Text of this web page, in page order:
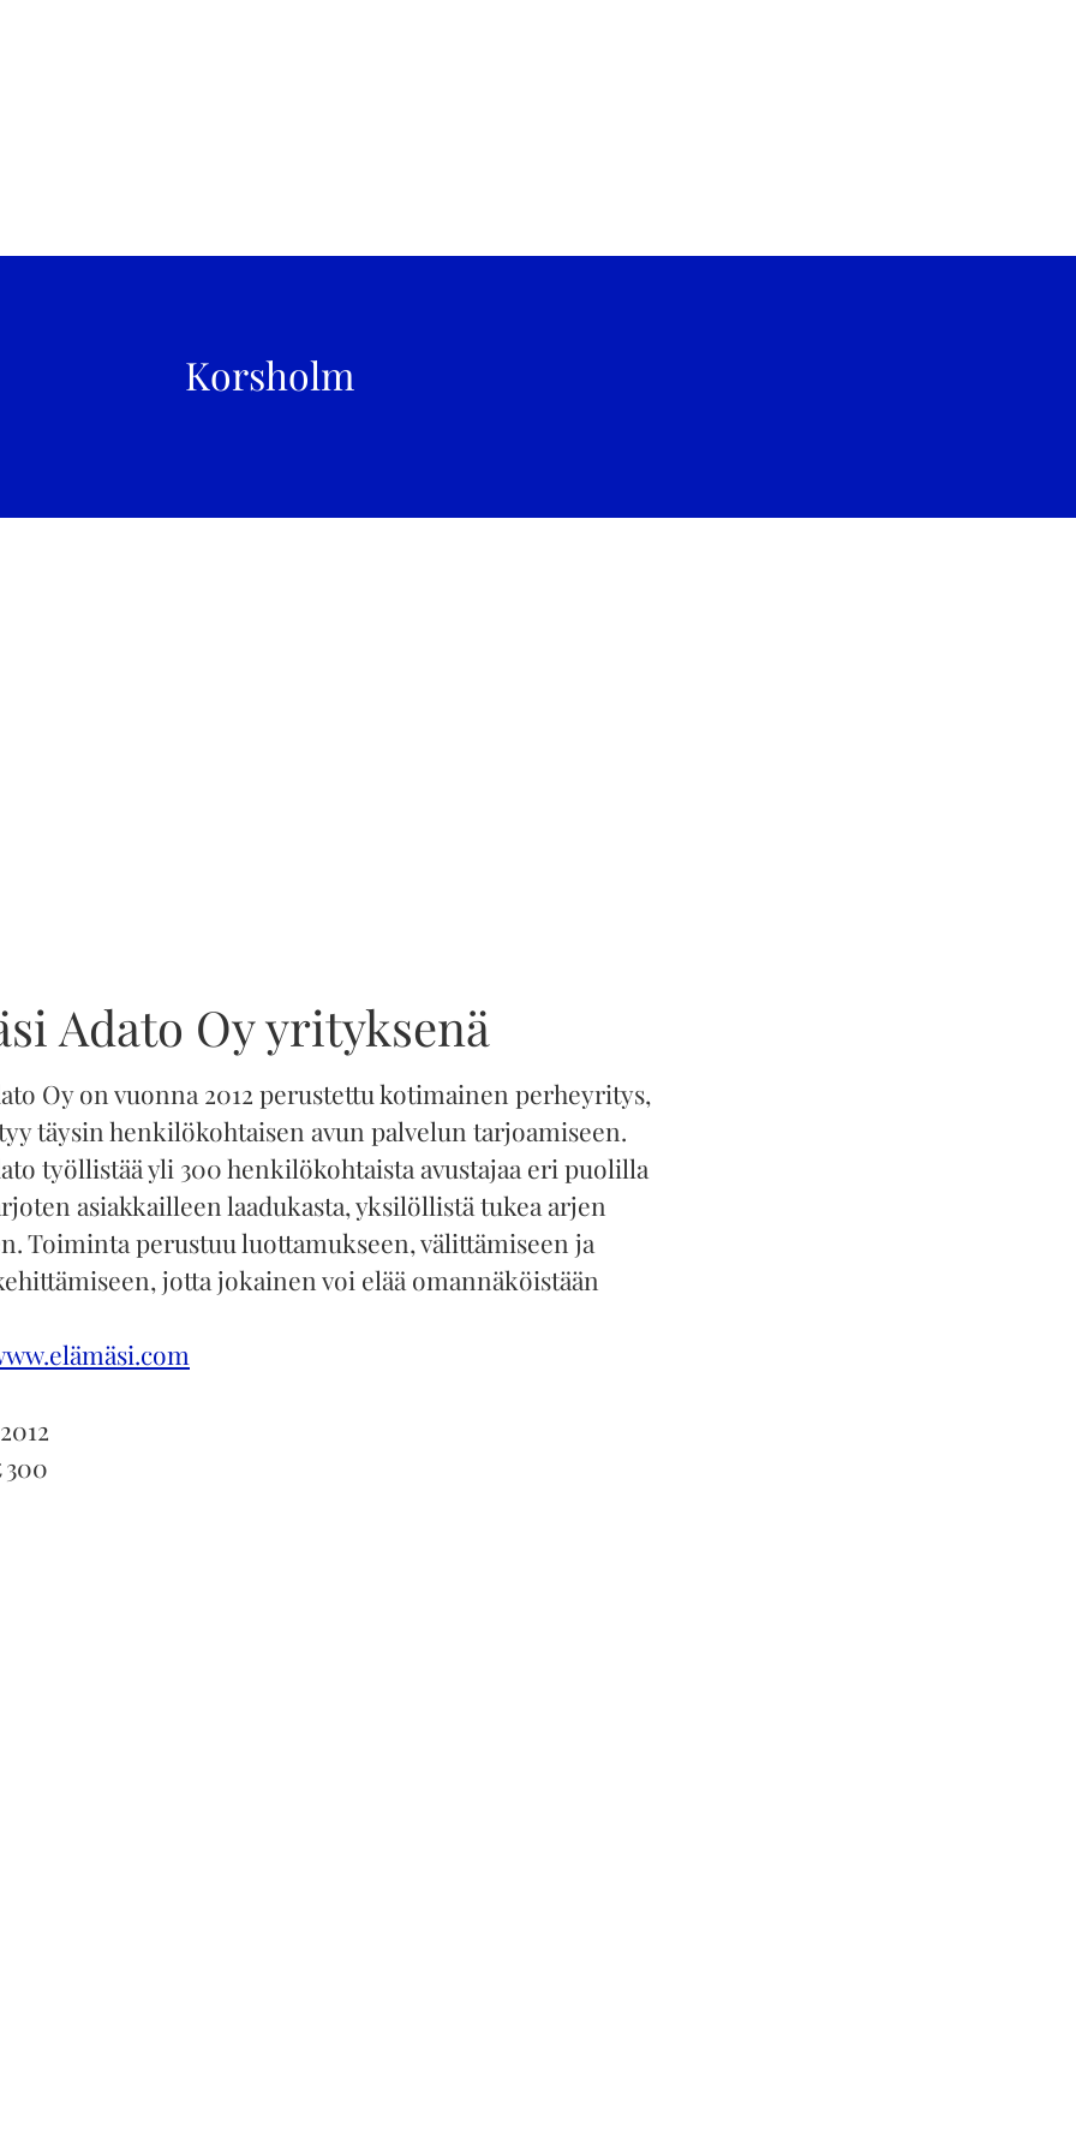
Korsholm
Adato Oy yrityksenä
Oy on vuonna 2012 perustettu kotimainen perheyritys,
täysin henkilökohtaisen avun palvelun tarjoamiseen.
työllistää yli 300 henkilökohtaista avustajaa eri puolilla
asiakkailleen laadukasta, yksilöllistä tukea arjen
Toiminta perustuu luottamukseen, välittämiseen ja
jotta jokainen voi elää omannäköistään
2012
300